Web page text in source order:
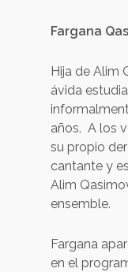
Fargana
Hija de Alim
ávida
años. A los
su propio
cantante y
Alim
ensemble.
Fargana
en el